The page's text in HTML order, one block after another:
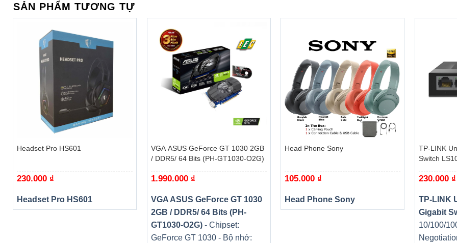
CPU AMD Ryzen 3 4100 có mã codename là ‘Renoir’, kiến trúc Zen 2 được sản xuất trên tiến trình TSMC 7nm FinFet và
socket AM4 như lời hứa từ AMD trước đây. Bo mạch chủ hỗ trợ tốt nhất từ dòng 300 series trở lên, và hỗ trợ tốt nhất là
công suất hoạt động tối đa 65W. Ryzen 3 4100 vẫn hỗ trợ RAM DDR4 ở mức bus 3200Mhz cho khả năng đa nhiệm cực tốt.
SẢN PHẨM TƯƠNG TỰ
Headset Pro HS601
230.000 ₫
Headset Pro HS601
VGA ASUS GeForce GT 1030 2GB
/ DDR5/ 64 Bits (PH-GT1030-O2G)
1.990.000 ₫
VGA ASUS GeForce GT 1030
2GB / DDR5/ 64 Bits (PH-
GT1030-O2G)- Chipset:
GeForce GT 1030 - Bộ nhớ:
Head Phone Sony
105.000 ₫
Head Phone Sony
TP-LINK
Switch
230.000 ₫
TP-LINK
Gigabit
10/100/